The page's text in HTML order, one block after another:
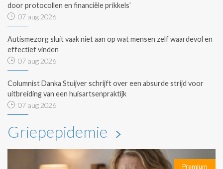
door protocollen en financiële prikkels’
07 aug 2026
Autismezorg sluit vaak niet aan op wat mensen zelf waardevol en
effectief vinden
07 aug 2026
Columnist Danka Stuijver schrijft over een absurde strijd voor
uitbreiding van een huisartsenpraktijk
07 aug 2026
Griepepidemie
Premium